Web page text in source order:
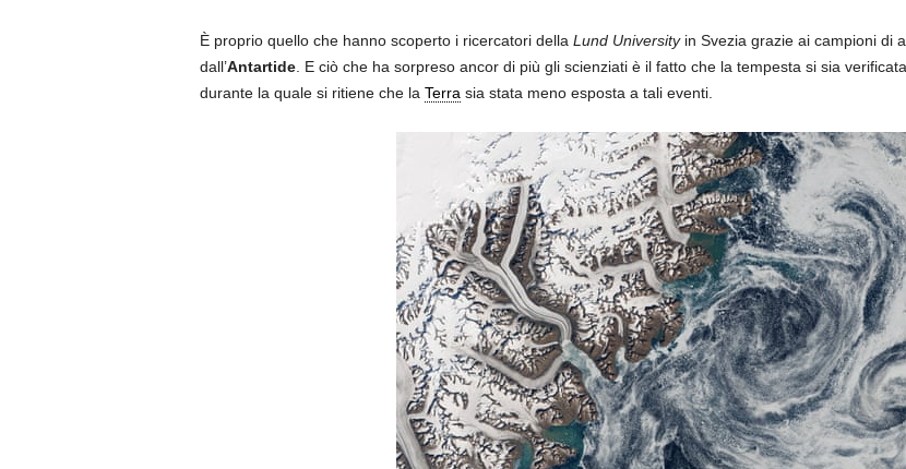
È proprio quello che hanno scoperto i ricercatori della Lund Universityin Svezia grazie ai campioni di
dall’Antartide. E ciò che ha sorpreso ancor di più gli scienziati è il fatto che la tempesta si sia
durante la quale si ritiene che la Terra sia stata meno esposta a tali eventi.